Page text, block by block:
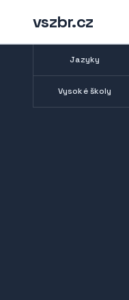
vszbr.cz
Jazyky
Vysoké školy